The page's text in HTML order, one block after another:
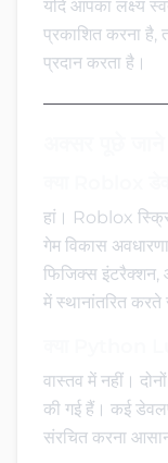
यदि आपका लक्ष्य
प्रकाशित करना
प्रदान करता है।
हां। Roblox
गेम विकास
फिजिक्स इंटरैक्शन,
में स्थानांतरित
वास्तव में नहीं।
की गई हैं। कई
संरचित करना